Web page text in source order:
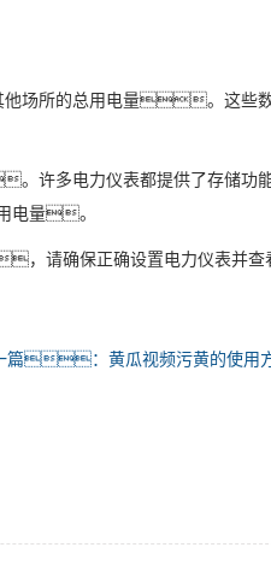
场所的总用电量。这些数
许多电力仪表都提供了存储
电量。
，请确保正确设置电力仪表并查
篇：黄瓜视频污黄的使用